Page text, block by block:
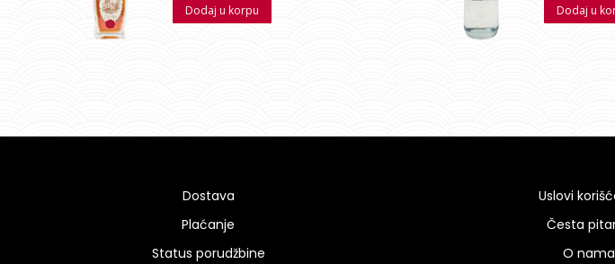
Dodaj u korpu Dodaj u
Dostava
Plaćanje
Status porudžbine
Uslovi
Česta
O nama